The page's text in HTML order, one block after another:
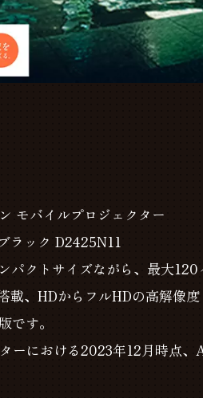
モバイルプロジェクター
ラック D2425N11
パクトサイズながら、最大
載、HDからフルHDの高解像
です。
ーにおける2023年12月時点、